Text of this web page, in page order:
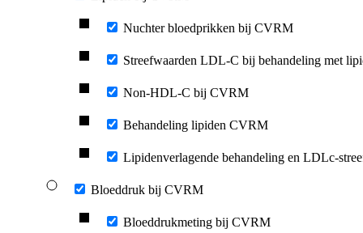
Nuchter bloedprikken bij CVRM
Streefwaarden LDL-C bij behandeling met
Non-HDL-C bij CVRM
Behandeling lipiden CVRM
Lipidenverlagende behandeling en LDLc-
Bloeddruk bij CVRM
Bloeddrukmeting bij CVRM